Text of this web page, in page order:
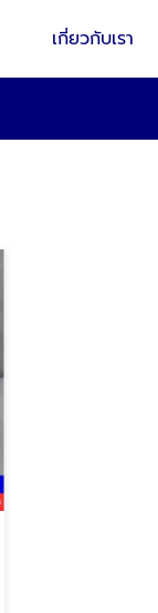
เกี่ยวกับเรา